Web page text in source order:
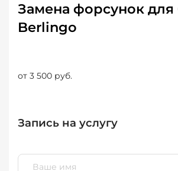
Замена форсунок для
Berlingo
от 3 500 руб.
Запись на услугу